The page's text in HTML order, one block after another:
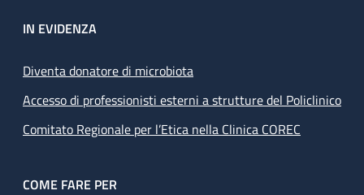
IN EVIDENZA
Diventa donatore di microbiota
Accesso di professionisti esterni a strutture del Policlinico
Comitato Regionale per l’Etica nella Clinica COREC
COME FARE PER